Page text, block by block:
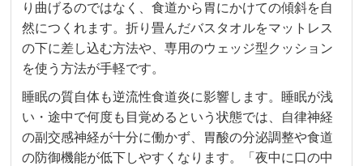
り曲げるのではなく、食道から胃にかけての傾斜を自
然につくれます。折り畳んだバスタオルをマットレス
の下に差し込む方法や、専用のウェッジ型クッション
を使う方法が手軽です。
睡眠の質自体も逆流性食道炎に影響します。睡眠が浅
い・途中で何度も目覚めるという状態では、自律神経
の副交感神経が十分に働かず、胃酸の分泌調整や食道
の防御機能が低下しやすくなります。「夜中に口の中